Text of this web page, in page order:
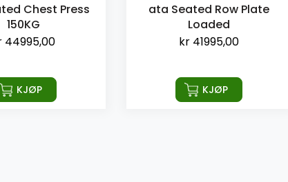
Chest Press
150KG
44995,00
KJØP
ata Seated Row Plate
Loaded
kr 41995,00
KJØP